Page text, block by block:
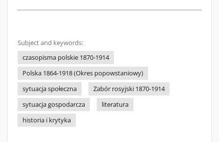
Subject and keywords:
czasopisma polskie 1870-1914
Polska 1864-1918 (Okres popowstaniowy)
sytuacja społeczna
Zabór rosyjski 1870-1914
sytuacja gospodarcza
literatura
historia i krytyka